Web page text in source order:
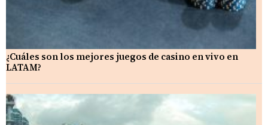
¿Cuáles son los mejores juegos de casino en vivo en
LATAM?